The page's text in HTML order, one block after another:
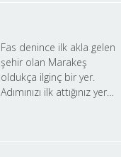
Fas denince ilk akla gelen
şehir olan Marakeş
oldukça ilginç bir yer.
Adımınızı ilk attığınız yer…